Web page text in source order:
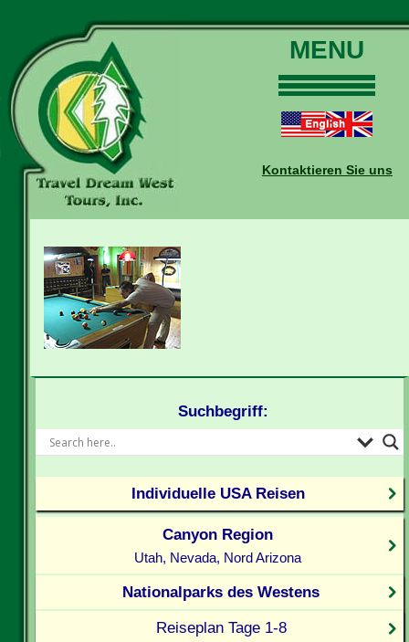
MENU
Touren
Daten und Preise
Buchungen
Kontaktieren Sie uns
Suchbegriff:
Individuelle USA Reisen
Canyon Region
Utah, Nevada, Nord Arizona
Nationalparks des Westens
Reiseplan Tage 1-8